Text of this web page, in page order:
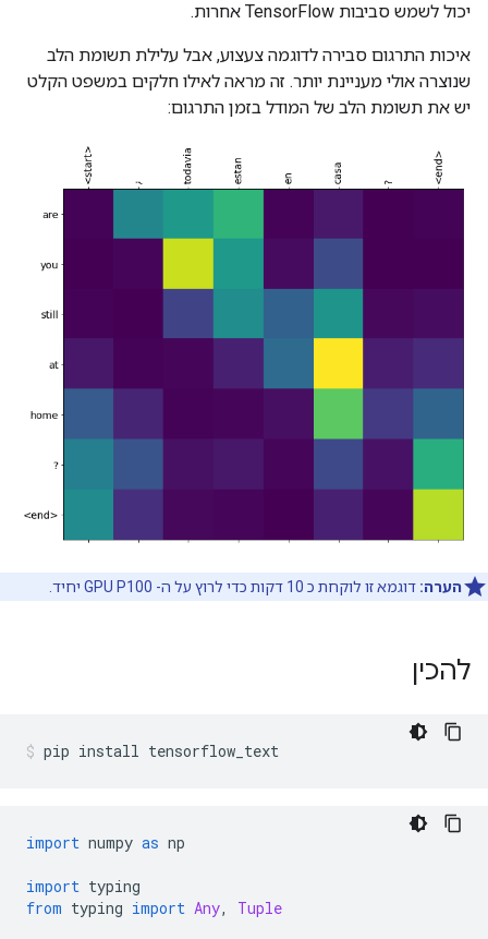
יכול לשמש סביבות TensorFlow אחרות.
איכות התרגום סבירה לדוגמה צעצוע, אבל עלילת תשומת הלב
שנוצרה אולי מעניינת יותר. זה מראה לאילו חלקים במשפט הקלט
יש את תשומת הלב של המודל בזמן התרגום:
הערה: דוגמא זו לוקחת כ 10 דקות כדי לרוץ על ה- GPU P100 יחיד.
להכין
pip install tensorflow_text
import numpy as np
import typing
from typing import Any, Tuple